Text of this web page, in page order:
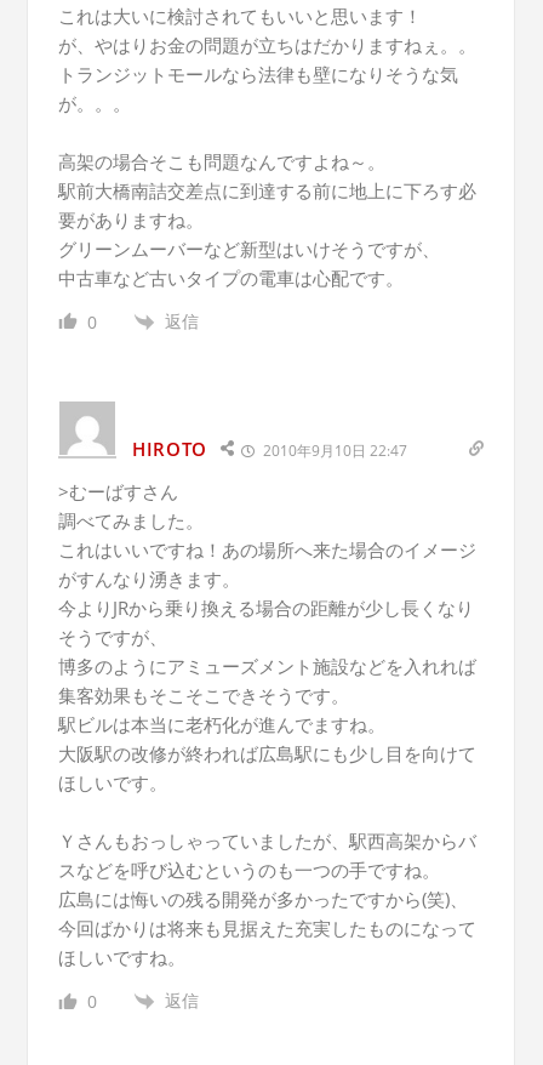
これは大いに検討されてもいいと思います！
が、やはりお金の問題が立ちはだかりますねぇ。。
トランジットモールなら法律も壁になりそうな気
が。。。
高架の場合そこも問題なんですよね～。
駅前大橋南詰交差点に到達する前に地上に下ろす必
要がありますね。
グリーンムーバーなど新型はいけそうですが、
中古車など古いタイプの電車は心配です。
0 返信
HIROTO 2010年9月10日 22:47
>むーばすさん
調べてみました。
これはいいですね！あの場所へ来た場合のイメージ
がすんなり湧きます。
今よりJRから乗り換える場合の距離が少し長くなり
そうですが、
博多のようにアミューズメント施設などを入れれば
集客効果もそこそこできそうです。
駅ビルは本当に老朽化が進んでますね。
大阪駅の改修が終われば広島駅にも少し目を向けて
ほしいです。
Ｙさんもおっしゃっていましたが、駅西高架からバ
スなどを呼び込むというのも一つの手ですね。
広島には悔いの残る開発が多かったですから(笑)、
今回ばかりは将来も見据えた充実したものになって
ほしいですね。
0 返信